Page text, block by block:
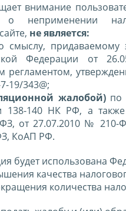
внимание
о неприменении
не является:
смыслу,
Федерации от
регламентом,
19/343@;
жалобой)по
138-140 НК РФ, а
от 27.07.2010 № 210-
КоАП РФ.
будет использована
качества
количества